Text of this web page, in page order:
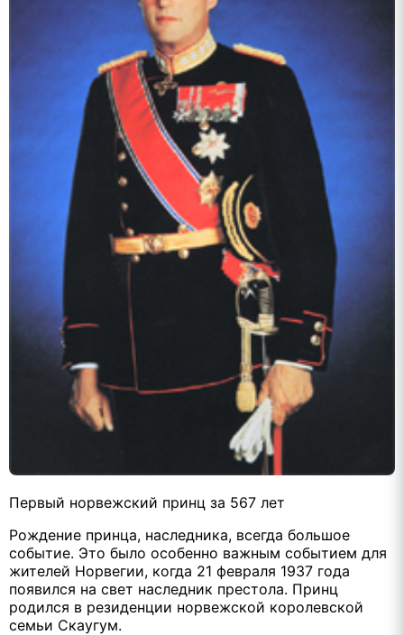
Первый норвежский принц за 567 лет
Рождение принца, наследника, всегда большое
событие. Это было особенно важным событием для
жителей Норвегии, когда 21 февраля 1937 года
появился на свет наследник престола. Принц
родился в резиденции норвежской королевской
семьи Скаугум.